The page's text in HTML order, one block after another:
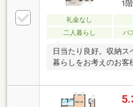
1
礼金なし
二人暮らし
バ
日当たり良好。収納
暮らしをお考えのお客